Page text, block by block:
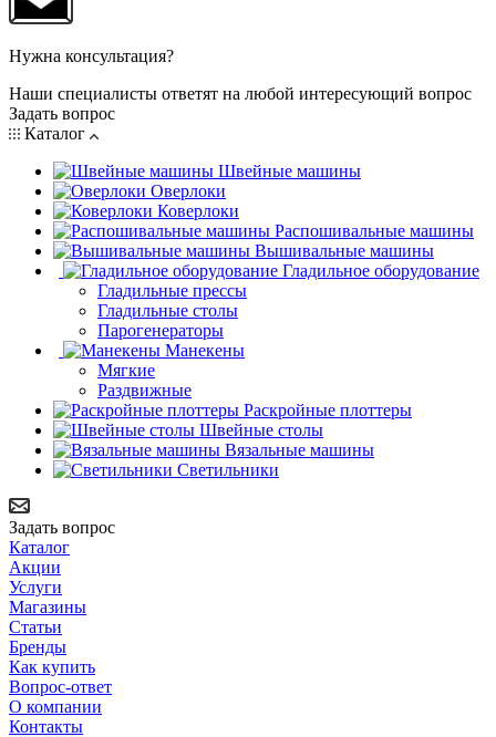
Нужна консультация?
Наши специалисты ответят на любой интересующий вопрос
Задать вопрос
Каталог
Швейные машины
Оверлоки
Коверлоки
Распошивальные машины
Вышивальные машины
Гладильное оборудование
Гладильные прессы
Гладильные столы
Парогенераторы
Манекены
Мягкие
Раздвижные
Раскройные плоттеры
Швейные столы
Вязальные машины
Светильники
Задать вопрос
Каталог
Акции
Услуги
Магазины
Статьи
Бренды
Как купить
Вопрос-ответ
О компании
Контакты